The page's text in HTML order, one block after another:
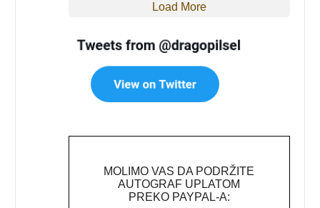
Load More
MOLIMO VAS DA PODRŽITE
AUTOGRAF UPLATOM
PREKO PAYPAL-A: